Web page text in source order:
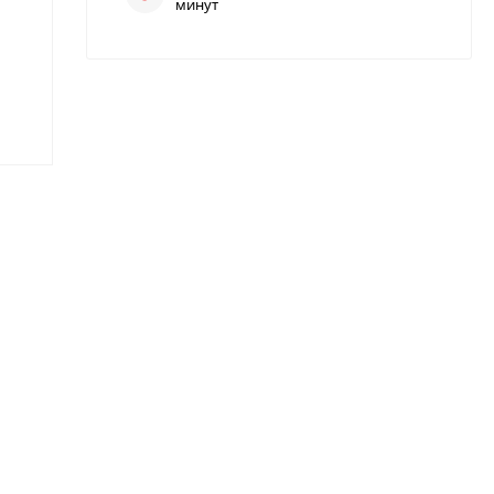
минут